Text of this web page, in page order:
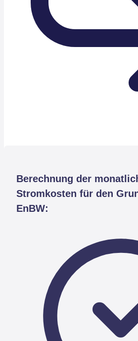
Berechnung der
Stromkosten für den
EnBW: